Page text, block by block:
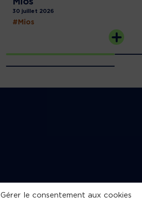
Gérer le consentement aux cookies
Mios
30 juillet 2026
#Mios